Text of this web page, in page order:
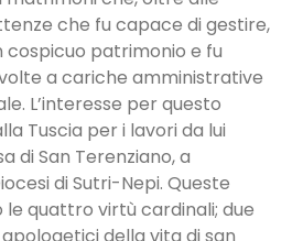
che fu capace di gestire,
cospicuo patrimonio e fu
a cariche amministrative
L’interesse per questo
Tuscia per i lavori da lui
di San Terenziano, a
di Sutri-Nepi. Queste
quattro virtù cardinali; due